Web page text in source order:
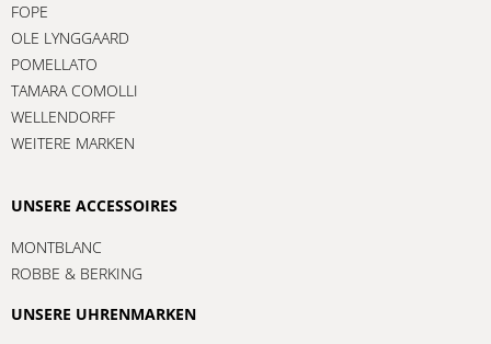
FOPE
OLE LYNGGAARD
POMELLATO
TAMARA COMOLLI
WELLENDORFF
WEITERE MARKEN
UNSERE ACCESSOIRES
MONTBLANC
ROBBE & BERKING
UNSERE UHRENMARKEN